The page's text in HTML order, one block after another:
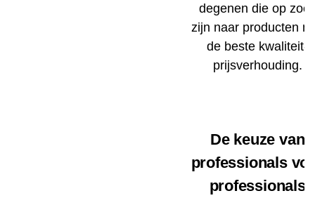
degenen die op
zijn naar producten
de beste kwaliteit-
prijsverhouding.
De keuze van
professionals
professionals